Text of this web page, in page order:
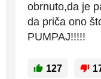
obrnuto,da je
da priča ono
PUMPAJ!!!!!
127